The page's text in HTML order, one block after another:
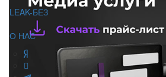
LEAK-БЕЗ
О НАС